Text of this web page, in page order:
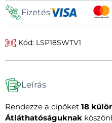
Fizetés
Kód: LSP18SWTV1
Leírás
Rendezze a cipőket 18
Átláthatóságuknak